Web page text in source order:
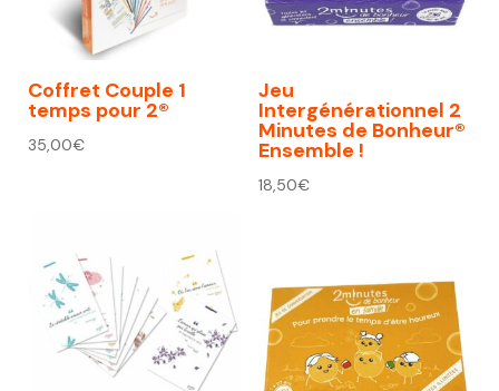
Coffret Couple 1
temps pour 2®
35,00€
Jeu
Intergénérationnel 2
Minutes de Bonheur®
Ensemble !
18,50€